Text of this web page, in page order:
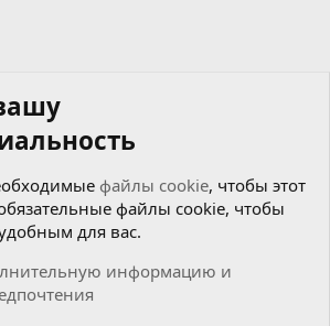
файлы cookie, чтобы этот
файлы cookie, чтобы
для вас.
информацию и